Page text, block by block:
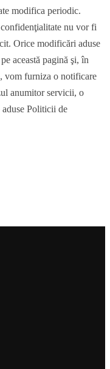
modifica periodic.
nu vor fi
Orice modificări aduse
această pagină şi, în
vom furniza o notificare
anumitor servicii, o
Politicii de